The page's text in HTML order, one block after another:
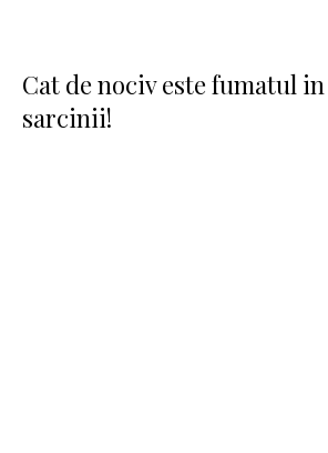
Cat de nociv este fumatul
sarcinii!